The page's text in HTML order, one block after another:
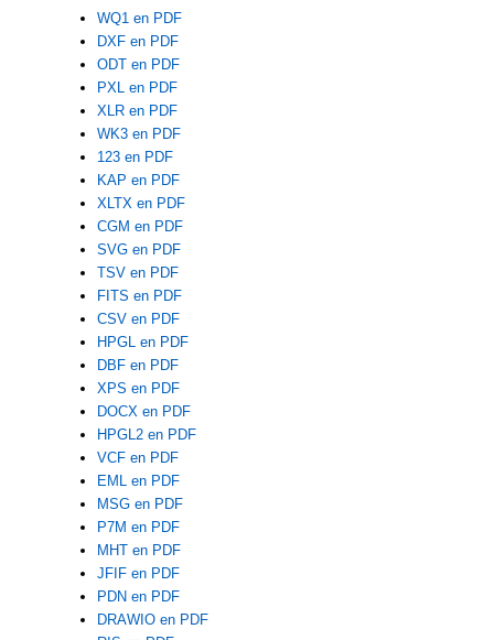
WQ1 en PDF
DXF en PDF
ODT en PDF
PXL en PDF
XLR en PDF
WK3 en PDF
123 en PDF
KAP en PDF
XLTX en PDF
CGM en PDF
SVG en PDF
TSV en PDF
FITS en PDF
CSV en PDF
HPGL en PDF
DBF en PDF
XPS en PDF
DOCX en PDF
HPGL2 en PDF
VCF en PDF
EML en PDF
MSG en PDF
P7M en PDF
MHT en PDF
JFIF en PDF
PDN en PDF
DRAWIO en PDF